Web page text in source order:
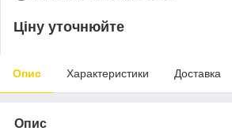
Ціну уточнюйте
Опис Характеристики Доставка
Опис